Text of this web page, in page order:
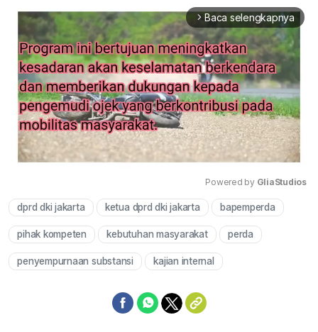
arrow_forward_ios Baca selengkapnya
Mute
Powered by GliaStudios
dprd dki jakarta ketua dprd dki jakarta bapemperda
pihak kompeten kebutuhan masyarakat perda
penyempurnaan substansi kajian internal